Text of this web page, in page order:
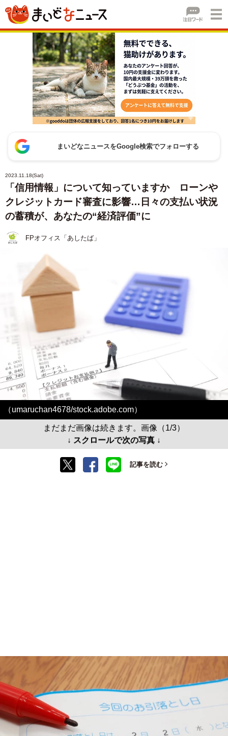
まいどなニュースをGoogle検索でフォローする
2023.11.18(Sat)
「信用情報」について知っていますか ローンや
クレジットカード審査に影響…日々の支払い状況
の蓄積が、あなたの“経済評価”に
FPオフィス「あしたば」
（umaruchan4678/stock.adobe.com）
まだまだ画像は続きます。画像（1/3）
↓ スクロールで次の写真 ↓
記事を読む